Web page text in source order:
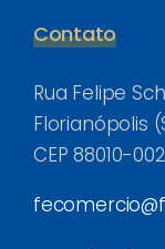
Contato
Rua Felipe
Florianópolis
CEP 88010-002